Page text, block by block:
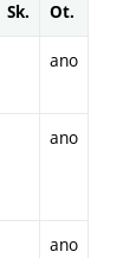
Sk. Ot.
ano
ano
ano